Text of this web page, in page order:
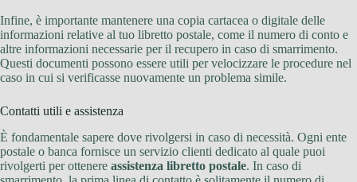
Infine, è importante mantenere una copia cartacea o digitale delle
informazioni relative al tuo libretto postale, come il numero di conto e
altre informazioni necessarie per il recupero in caso di smarrimento.
Questi documenti possono essere utili per velocizzare le procedure nel
caso in cui si verificasse nuovamente un problema simile.
Contatti utili e assistenza
È fondamentale sapere dove rivolgersi in caso di necessità. Ogni ente
postale o banca fornisce un servizio clienti dedicato al quale puoi
rivolgerti per ottenere assistenza libretto postale. In caso di